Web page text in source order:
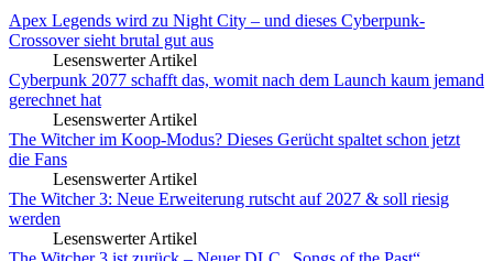
Apex Legends wird zu Night City – und dieses Cyberpunk-
Crossover sieht brutal gut aus
Lesenswerter Artikel
Cyberpunk 2077 schafft das, womit nach dem Launch kaum jemand
gerechnet hat
Lesenswerter Artikel
The Witcher im Koop-Modus? Dieses Gerücht spaltet schon jetzt
die Fans
Lesenswerter Artikel
The Witcher 3: Neue Erweiterung rutscht auf 2027 & soll riesig
werden
Lesenswerter Artikel